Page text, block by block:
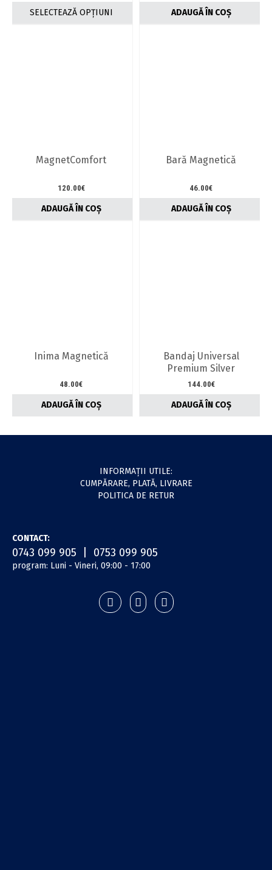
SELECTEAZĂ OPȚIUNI
pagina
ADAUGĂ ÎN COȘ
MagnetComfort
120.00€
ADAUGĂ ÎN COȘ
Bară Magnetică
46.00€
ADAUGĂ ÎN COȘ
Inima Magnetică
48.00€
ADAUGĂ ÎN COȘ
Bandaj Universal
Premium Silver
144.00€
ADAUGĂ ÎN COȘ
INFORMAŢII UTILE:
CUMPĂRARE, PLATĂ, LIVRARE
POLITICA DE RETUR
CONTACT:
0743 099 905 | 0753 099 905
program: Luni - Vineri, 09:00 - 17:00